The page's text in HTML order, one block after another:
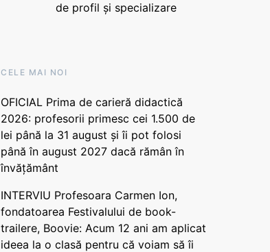
de profil și specializare
CELE MAI NOI
OFICIAL Prima de carieră didactică
2026: profesorii primesc cei 1.500 de
lei până la 31 august și îi pot folosi
până în august 2027 dacă rămân în
învățământ
INTERVIU Profesoara Carmen Ion,
fondatoarea Festivalului de book-
trailere, Boovie: Acum 12 ani am aplicat
ideea la o clasă pentru că voiam să îi